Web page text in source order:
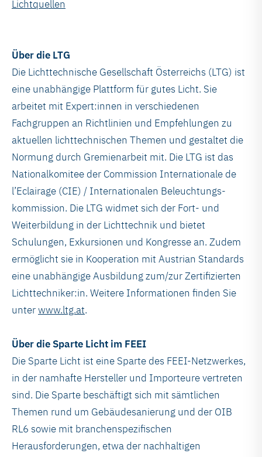
Lichtquellen
Über die LTG
Die Lichttechnische Gesellschaft Österreichs (LTG) ist
eine unabhängige Plattform für gutes Licht. Sie
arbeitet mit Expert:innen in verschiedenen
Fachgruppen an Richtlinien und Empfehlungen zu
aktuellen lichttechnischen Themen und gestaltet die
Normung durch Gremienarbeit mit. Die LTG ist das
Nationalkomitee der Commission Internationale de
l’Eclairage (CIE) / Internationalen Beleuchtungs-
kommission. Die LTG widmet sich der Fort- und
Weiterbildung in der Lichttechnik und bietet
Schulungen, Exkursionen und Kongresse an. Zudem
ermöglicht sie in Kooperation mit Austrian Standards
eine unabhängige Ausbildung zum/zur Zertifizierten
Lichttechniker:in. Weitere Informationen finden Sie
unterwww.ltg.at.
Über die Sparte Licht im FEEI
Die Sparte Licht ist eine Sparte des FEEI-Netzwerkes,
in der namhafte Hersteller und Importeure vertreten
sind. Die Sparte beschäftigt sich mit sämtlichen
Themen rund um Gebäudesanierung und der OIB
RL6 sowie mit branchenspezifischen
Herausforderungen, etwa der nachhaltigen